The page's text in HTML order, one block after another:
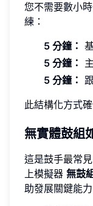
您不需要數小
練：
5 分鐘：
5 分鐘：
5 分鐘：
此結構化方式
無實體鼓組
這是鼓手最常
上模擬器 無鼓
助發展關鍵能力